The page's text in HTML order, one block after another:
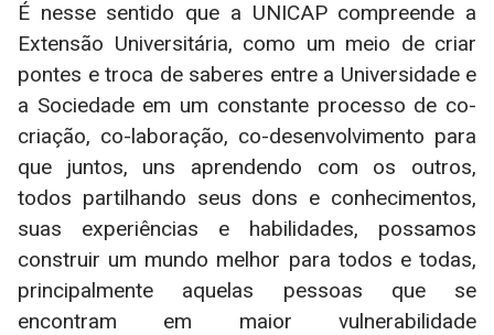
É nesse sentido que a UNICAP compreende a
Extensão Universitária, como um meio de criar
pontes e troca de saberes entre a Universidade e
a Sociedade em um constante processo de co-
criação, co-laboração, co-desenvolvimento para
que juntos, uns aprendendo com os outros,
todos partilhando seus dons e conhecimentos,
suas experiências e habilidades, possamos
construir um mundo melhor para todos e todas,
principalmente aquelas pessoas que se
encontram em maior vulnerabilidade